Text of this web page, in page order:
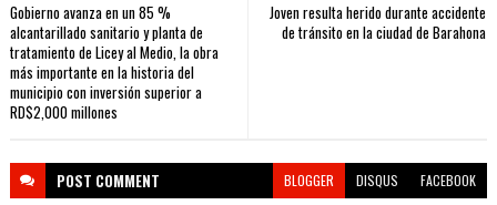
Joven resulta herido durante accidente
de tránsito en la ciudad de Barahona
Gobierno avanza en un 85 %
alcantarillado sanitario y planta de
tratamiento de Licey al Medio, la obra
más importante en la historia del
municipio con inversión superior a
RD$2,000 millones
POST COMMENT BLOGGER DISQUS FACEBOOK